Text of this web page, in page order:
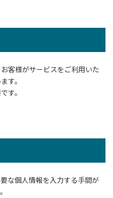
客様がサービスをご利用いた
す。
す。
な個人情報を入力する手間が